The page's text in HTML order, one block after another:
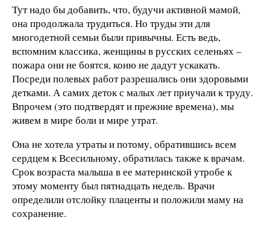
Тут надо бы добавить, что, будучи активной мамой,
она продолжала трудиться. Но труды эти для
многодетной семьи были привычны. Есть ведь,
вспомним классика, женщины в русских селеньях –
пожара они не боятся, коню не дадут ускакать.
Посреди полевых работ разрешались они здоровыми
детками. А самих деток с малых лет приучали к труду.
Впрочем (это подтвердят и прежние времена), мы
живем в мире боли и мире утрат.
Она не хотела утраты и потому, обратившись всем
сердцем к Всесильному, обратилась также к врачам.
Срок возраста малыша в ее материнской утробе к
этому моменту был пятнадцать недель. Врачи
определили отслойку плаценты и положили маму на
сохранение.